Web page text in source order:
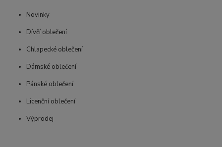
Novinky
Dívčí oblečení
Chlapecké oblečení
Dámské oblečení
Pánské oblečení
Licenční oblečení
Výprodej